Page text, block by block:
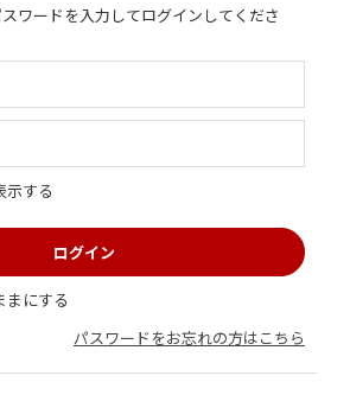
ワードを入力してログインしてくださ
示する
まにする
パスワードをお忘れの方はこちら